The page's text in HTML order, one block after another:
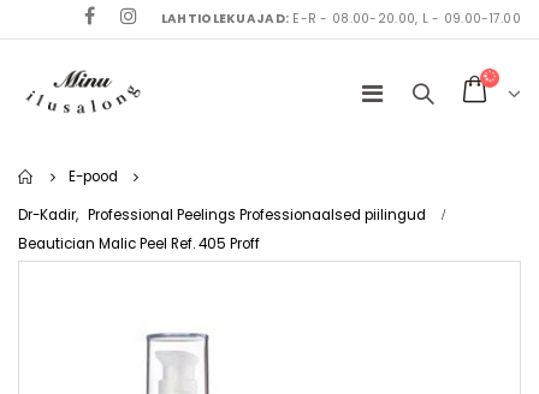
LAHTIOLEKUAJAD: E-R - 08.00-20.00, L - 09.00-17.00
Home
E-pood
Dr-Kadir, Professional Peelings Professionaalsed piilingud
Beautician Malic Peel Ref. 405 Proff